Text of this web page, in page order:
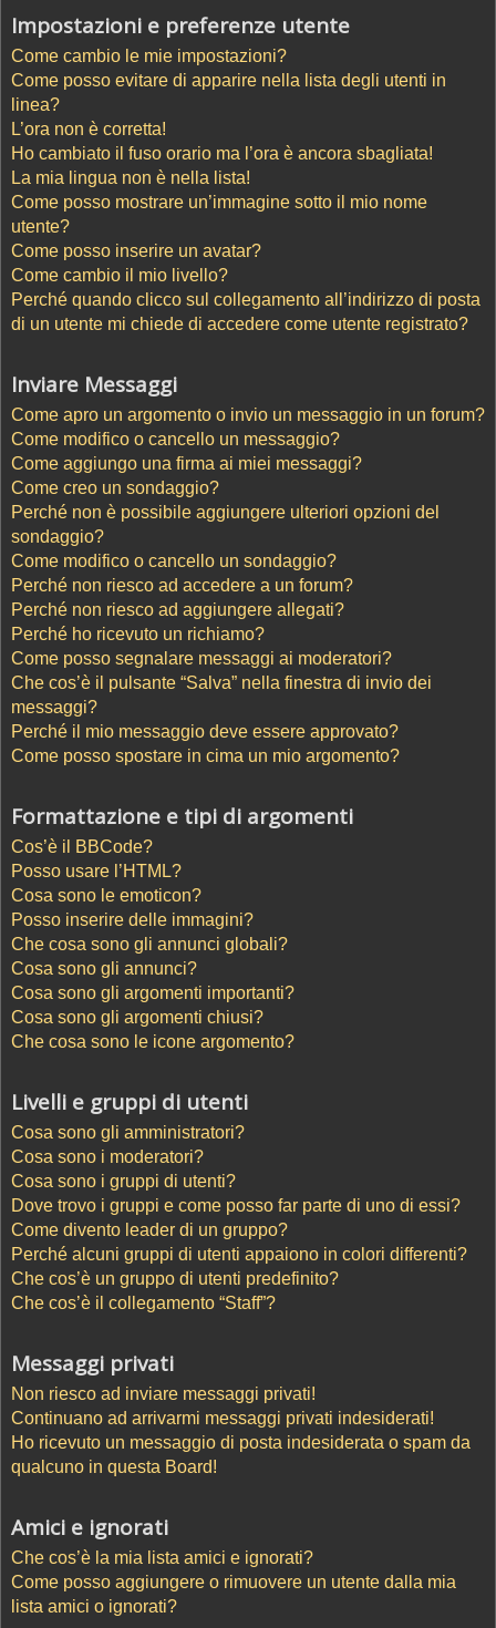
Impostazioni e preferenze utente
Come cambio le mie impostazioni?
Come posso evitare di apparire nella lista degli utenti in
linea?
L’ora non è corretta!
Ho cambiato il fuso orario ma l’ora è ancora sbagliata!
La mia lingua non è nella lista!
Come posso mostrare un’immagine sotto il mio nome
utente?
Come posso inserire un avatar?
Come cambio il mio livello?
Perché quando clicco sul collegamento all’indirizzo di posta
di un utente mi chiede di accedere come utente registrato?
Inviare Messaggi
Come apro un argomento o invio un messaggio in un forum?
Come modifico o cancello un messaggio?
Come aggiungo una firma ai miei messaggi?
Come creo un sondaggio?
Perché non è possibile aggiungere ulteriori opzioni del
sondaggio?
Come modifico o cancello un sondaggio?
Perché non riesco ad accedere a un forum?
Perché non riesco ad aggiungere allegati?
Perché ho ricevuto un richiamo?
Come posso segnalare messaggi ai moderatori?
Che cos’è il pulsante “Salva” nella finestra di invio dei
messaggi?
Perché il mio messaggio deve essere approvato?
Come posso spostare in cima un mio argomento?
Formattazione e tipi di argomenti
Cos’è il BBCode?
Posso usare l’HTML?
Cosa sono le emoticon?
Posso inserire delle immagini?
Che cosa sono gli annunci globali?
Cosa sono gli annunci?
Cosa sono gli argomenti importanti?
Cosa sono gli argomenti chiusi?
Che cosa sono le icone argomento?
Livelli e gruppi di utenti
Cosa sono gli amministratori?
Cosa sono i moderatori?
Cosa sono i gruppi di utenti?
Dove trovo i gruppi e come posso far parte di uno di essi?
Come divento leader di un gruppo?
Perché alcuni gruppi di utenti appaiono in colori differenti?
Che cos’è un gruppo di utenti predefinito?
Che cos’è il collegamento “Staff”?
Messaggi privati
Non riesco ad inviare messaggi privati!
Continuano ad arrivarmi messaggi privati indesiderati!
Ho ricevuto un messaggio di posta indesiderata o spam da
qualcuno in questa Board!
Amici e ignorati
Che cos’è la mia lista amici e ignorati?
Come posso aggiungere o rimuovere un utente dalla mia
lista amici o ignorati?